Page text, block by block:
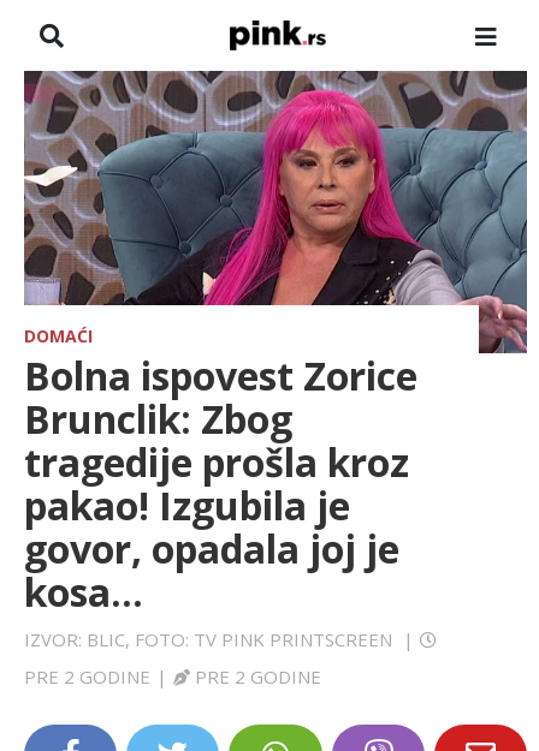
NASLOVNA
VESTI
ZADRUGA
SHOWBIZ
HRONIKA
FARMERI
SPORT
LIFESTYLE
DOMAĆI
Bolna ispovest Zorice
Brunclik: Zbog
tragedije prošla kroz
pakao! Izgubila je
govor, opadala joj je
kosa...
IZVOR: BLIC, FOTO: TV PINK PRINTSCREEN
|
PRE 2 GODINE | PRE 2 GODINE